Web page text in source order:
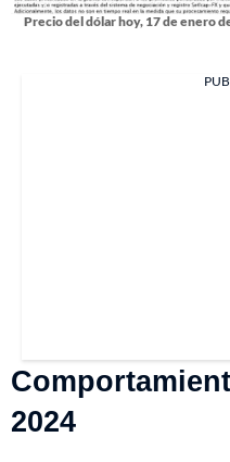
Precio del dólar hoy, 17 de enero
2024